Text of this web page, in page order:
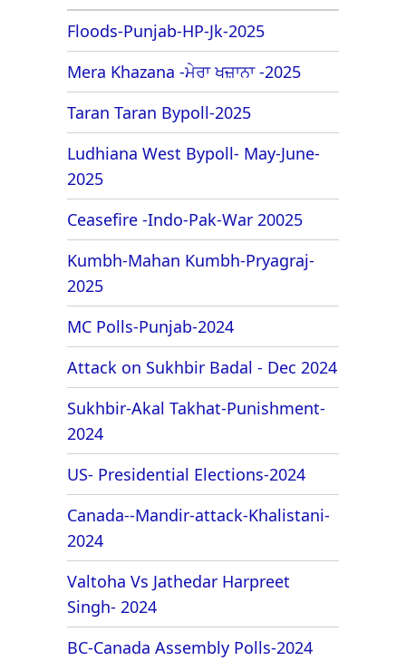
Floods-Punjab-HP-Jk-2025
Mera Khazana -ਮੇਰਾ ਖਜ਼ਾਨਾ -2025
Taran Taran Bypoll-2025
Ludhiana West Bypoll- May-June-
2025
Ceasefire -Indo-Pak-War 20025
Kumbh-Mahan Kumbh-Pryagraj-
2025
MC Polls-Punjab-2024
Attack on Sukhbir Badal - Dec 2024
Sukhbir-Akal Takhat-Punishment-
2024
US- Presidential Elections-2024
Canada--Mandir-attack-Khalistani-
2024
Valtoha Vs Jathedar Harpreet
Singh- 2024
BC-Canada Assembly Polls-2024